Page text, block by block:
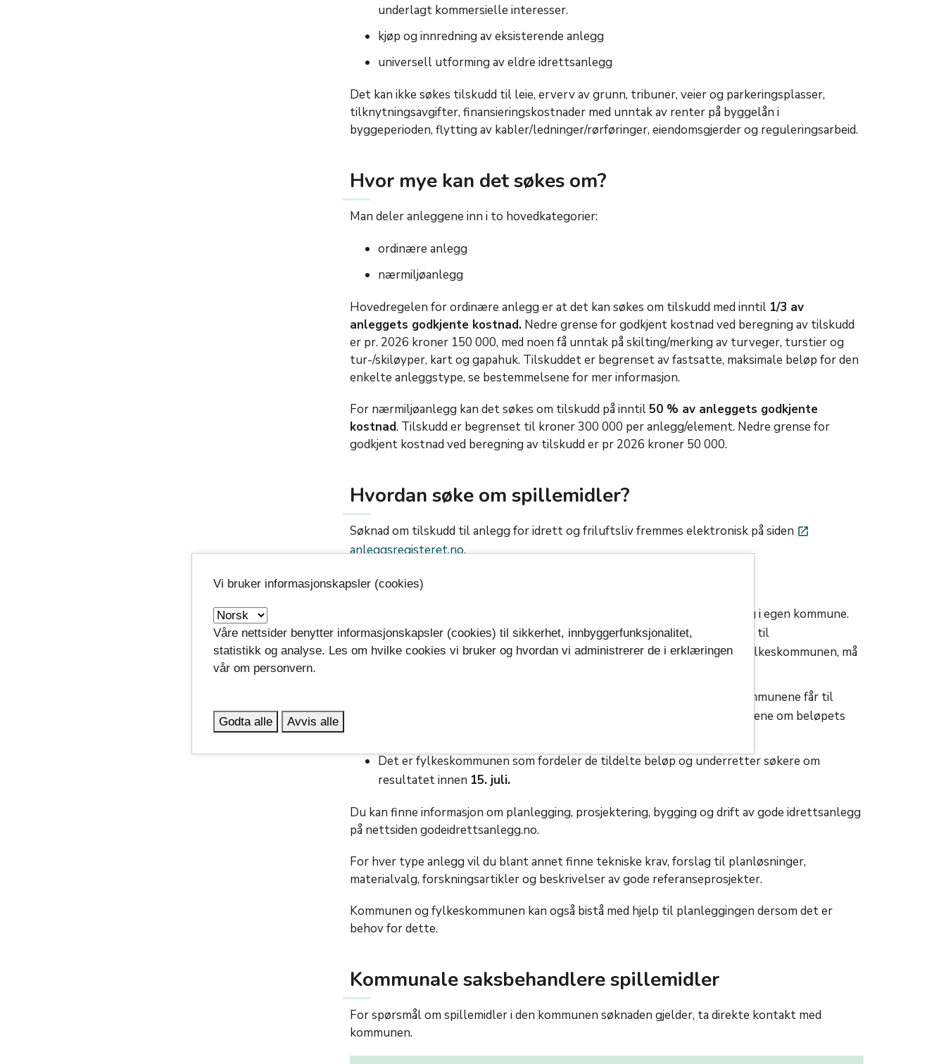
underlagt kommersielle interesser.
kjøp og innredning av eksisterende anlegg
universell utforming av eldre idrettsanlegg
Det kan ikke søkes tilskudd til leie, erverv av grunn, tribuner, veier og parkeringsplasser,
tilknytningsavgifter, finansieringskostnader med unntak av renter på byggelån i
byggeperioden, flytting av kabler/ledninger/rørføringer, eiendomsgjerder og reguleringsarbeid.
Hvor mye kan det søkes om?
Man deler anleggene inn i to hovedkategorier:
ordinære anlegg
nærmiljøanlegg
Hovedregelen for ordinære anlegg er at det kan søkes om tilskudd med inntil 1/3 av
anleggets godkjente kostnad. Nedre grense for godkjent kostnad ved beregning av tilskudd
er pr. 2026 kroner 150 000, med noen få unntak på skilting/merking av turveger, turstier og
tur-/skiløyper, kart og gapahuk. Tilskuddet er begrenset av fastsatte, maksimale beløp for den
enkelte anleggstype, se bestemmelsene for mer informasjon.
For nærmiljøanlegg kan det søkes om tilskudd på inntil50 % av anleggets godkjente
kostnad. Tilskudd er begrenset til kroner 300 000 per anlegg/element. Nedre grense for
godkjent kostnad ved beregning av tilskudd er pr 2026 kroner 50 000.
Hvordan søke om spillemidler?
Søknad om tilskudd til anlegg for idrett og friluftsliv fremmes elektronisk på siden launch
anleggsregisteret.no.
Det er særlig viktig å merke seg:
Kommunene fastsetter selv frist for søknad om spillemidler til anlegg i egen kommune.
Frist for en samlet oversendelse av kommunens spillemiddelsøknader til
fylkeskommunen er15. januarhvert år. Før søknadene oversendes fylkeskommunen, må
Det er departementet som fastsetter rammen for de beløp fylkeskommunene får til
fordeling det enkelte år. Departementet skal meddele fylkeskommunene om beløpets
Det er fylkeskommunen som fordeler de tildelte beløp og underretter søkere om
resultatet innen 15. juli.
Du kan finne informasjon om planlegging, prosjektering, bygging og drift av gode idrettsanlegg
på nettsiden godeidrettsanlegg.no.
For hver type anlegg vil du blant annet finne tekniske krav, forslag til planløsninger,
materialvalg, forskningsartikler og beskrivelser av gode referanseprosjekter.
Kommunen og fylkeskommunen kan også bistå med hjelp til planleggingen dersom det er
behov for dette.
Kommunale saksbehandlere spillemidler
For spørsmål om spillemidler i den kommunen søknaden gjelder, ta direkte kontakt med
kommunen.
Vi bruker informasjonskapsler (cookies)
Våre nettsider benytter informasjonskapsler (cookies) til sikkerhet, innbyggerfunksjonalitet,
statistikk og analyse. Les om hvilke cookies vi bruker og hvordan vi administrerer de i erklæringen
vår om personvern.
Godta alle Avvis alle